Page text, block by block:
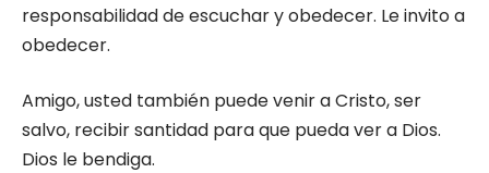
responsabilidad de escuchar y obedecer. Le invito a
obedecer.
Amigo, usted también puede venir a Cristo, ser
salvo, recibir santidad para que pueda ver a Dios.
Dios le bendiga.